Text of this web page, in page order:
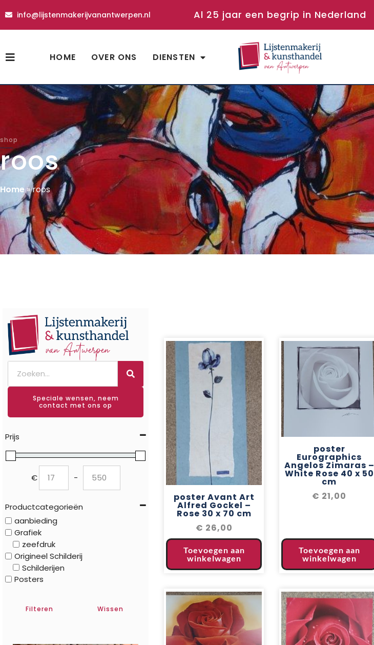
info@lijstenmakerijvanantwerpen.nl Al 25 jaar een begrip in Nederland
HOME OVER ONS DIENSTEN
shop
roos
Home»roos
Speciale wensen, neem
contact met ons op
Prijs
€ Minimum Price
- Maximum Price
Productcategorieën
aanbieding
Grafiek
zeefdruk
Origineel Schilderij
Schilderijen
Posters
Filteren Wissen
poster Avant Art
Alfred Gockel –
Rose 30 x 70 cm
€ 26,00
Toevoegen aan
winkelwagen
poster
Eurographics
Angelos Zimaras –
White Rose 40 x 50
cm
€ 21,00
Toevoegen aan
winkelwagen